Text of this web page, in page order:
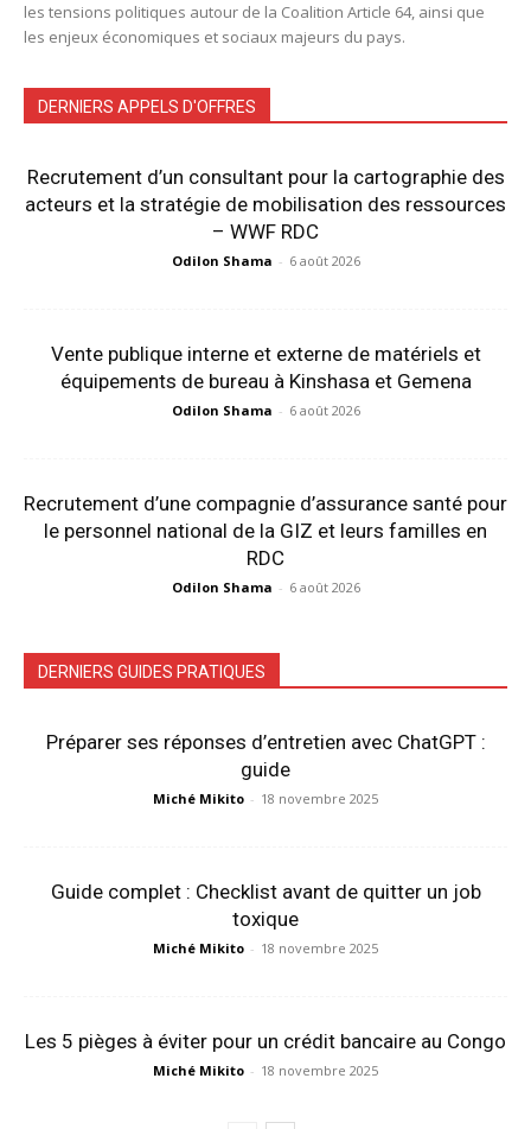
les tensions politiques autour de la Coalition Article 64, ainsi que
les enjeux économiques et sociaux majeurs du pays.
DERNIERS APPELS D'OFFRES
Recrutement d’un consultant pour la cartographie des
acteurs et la stratégie de mobilisation des ressources
– WWF RDC
Odilon Shama - 6 août 2026
Vente publique interne et externe de matériels et
équipements de bureau à Kinshasa et Gemena
Odilon Shama - 6 août 2026
Recrutement d’une compagnie d’assurance santé pour
le personnel national de la GIZ et leurs familles en
RDC
Odilon Shama - 6 août 2026
DERNIERS GUIDES PRATIQUES
Préparer ses réponses d’entretien avec ChatGPT :
guide
Miché Mikito - 18 novembre 2025
Guide complet : Checklist avant de quitter un job
toxique
Miché Mikito - 18 novembre 2025
Les 5 pièges à éviter pour un crédit bancaire au Congo
Miché Mikito - 18 novembre 2025